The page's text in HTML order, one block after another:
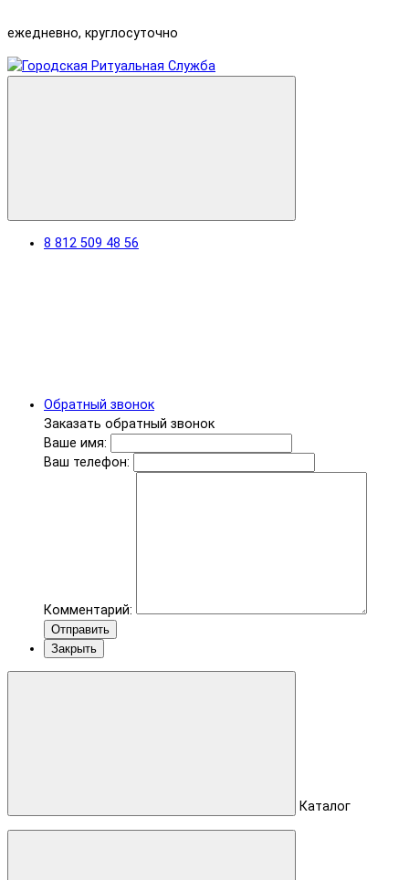
ежедневно, круглосуточно
8 812 509 48 56
Обратный звонок
Заказать обратный звонок
Ваше имя:
Ваш телефон:
Комментарий:
Отправить
Закрыть
Каталог